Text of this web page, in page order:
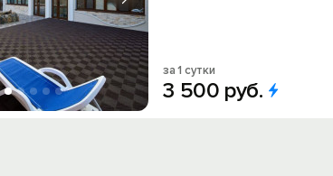
за 1 сутки
3 500 руб.